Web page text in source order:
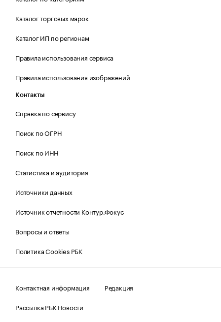
Каталог торговых марок
Каталог ИП по регионам
Правила использования сервиса
Правила использования изображений
Контакты
Справка по сервису
Поиск по ОГРН
Поиск по ИНН
Статистика и аудитория
Источники данных
Источник отчетности Контур.Фокус
Вопросы и ответы
Политика Cookies РБК
Контактная информация
Редакция
Рассылка РБК Новости